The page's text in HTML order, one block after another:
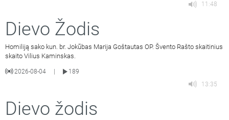
11:48
Dievo Žodis
Homiliją sako kun. br. Jokūbas Marija Goštautas OP. Švento Rašto skaitinius
skaito Vilius Kaminskas.
2026-08-04
189
13:35
Dievo žodis